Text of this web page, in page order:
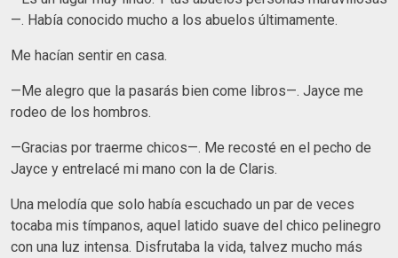
—. Había conocido mucho a los abuelos últimamente.
Me hacían sentir en casa.
—Me alegro que la pasarás bien come libros—. Jayce me
rodeo de los hombros.
—Gracias por traerme chicos—. Me recosté en el pecho de
Jayce y entrelacé mi mano con la de Claris.
Una melodía que solo había escuchado un par de veces
tocaba mis tímpanos, aquel latido suave del chico pelinegro
con una luz intensa. Disfrutaba la vida, talvez mucho más